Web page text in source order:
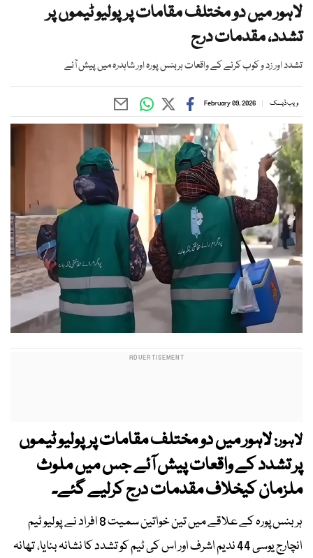
لاہور میں دو مختلف مقامات پرپولیو ٹیموں پر
تشدد، مقدمات درج
تشدد اور زد و کوب کرنے کے واقعات ہربنس پورہ اور شاہدرہ میں پیش آئے
ویب ڈیسک February 09, 2026
لاہور:لاہور میں دو مختلف مقامات پرپولیو ٹیموں
پر تشدد کے واقعات پیش آئے جس میں ملوث
ملزمان کیخلاف مقدمات درج کرلیے گئے۔
ہربنس پورہ کے علاقے میں تین خواتین سمیت 8 افراد نے پولیو ٹیم
انچارج یوسی 44 ندیم اشرف اور اس کی ٹیم کو تشدد کا نشانہ بنایا، تھانہ